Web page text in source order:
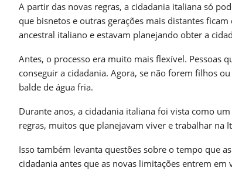
A partir das novas regras, a cidadania italiana só
que bisnetos e outras gerações mais distantes
ancestral italiano e estavam planejando obter a
Antes, o processo era muito mais flexível. Pessoas
conseguir a cidadania. Agora, se não forem filhos
balde de água fria.
Durante anos, a cidadania italiana foi vista como
regras, muitos que planejavam viver e trabalhar na
Isso também levanta questões sobre o tempo que
cidadania antes que as novas limitações entrem